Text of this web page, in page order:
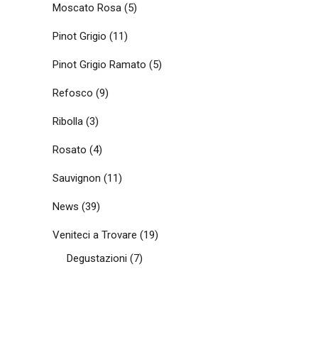
Moscato Rosa (5)
Pinot Grigio (11)
Pinot Grigio Ramato (5)
Refosco (9)
Ribolla (3)
Rosato (4)
Sauvignon (11)
News (39)
Veniteci a Trovare (19)
Degustazioni (7)